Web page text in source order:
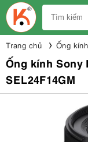
Trang chủ Ống kính
Ống kính Sony
SEL24F14GM